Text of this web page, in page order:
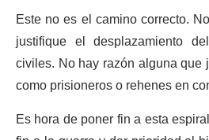
Este no es el camino correcto.
justifique el desplazamiento
civiles. No hay razón alguna que
como prisioneros orehenesen
Es hora de poner fin a esta espiral